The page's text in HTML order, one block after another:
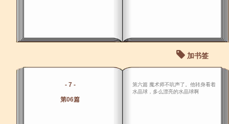
加书签
- 7 -
第06篇
第六篇 魔术师不吭声了。他转身看着
水晶球，多么漂亮的水晶球啊